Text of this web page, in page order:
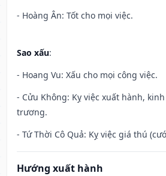
- Hoàng Ân: Tốt cho mọi việc.
Sao xấu:
- Hoang Vu: Xấu cho mọi công việc.
- Cửu Không: Kỵ việc xuất hành,
trương.
- Tứ Thời Cô Quả: Kỵ việc giá thú
Hướng xuất hành